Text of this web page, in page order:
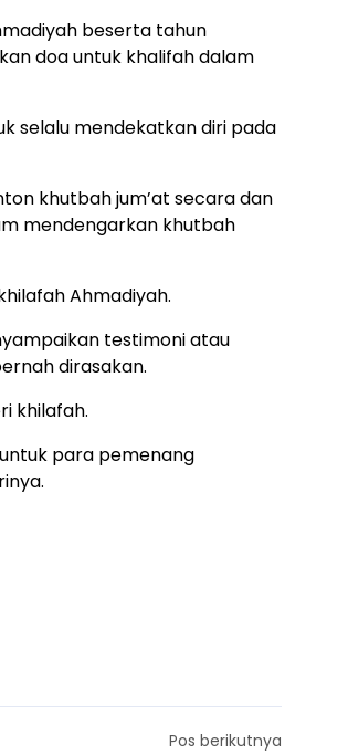
beserta tahun
doa untuk khalifah dalam
selalu mendekatkan diri pada
khutbah jum’at secara dan
mendengarkan khutbah
Ahmadiyah.
testimoni atau
dirasakan.
khilafah.
para pemenang
Pos berikutnya